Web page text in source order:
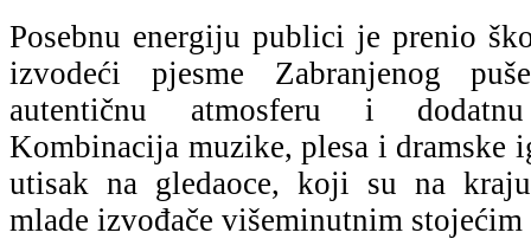
Posebnu energiju publici je prenio
izvodeći pjesme Zabranjenog
autentičnu atmosferu i
Kombinacija muzike, plesa i dramske
utisak na gledaoce, koji su na
mlade izvođače višeminutnim stojećim